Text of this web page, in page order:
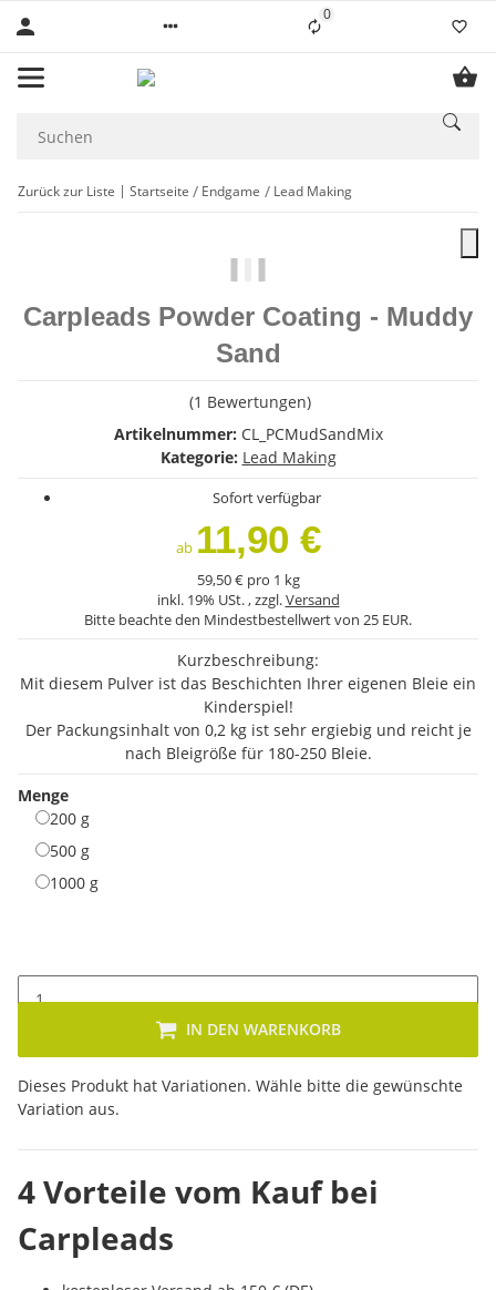
0Liste ist leer
Zurück zur Liste Startseite Endgame Lead Making
Carpleads Powder Coating - Muddy
Sand
(1 Bewertungen)
Artikelnummer: CL_PCMudSandMix
Kategorie: Lead Making
Sofort verfügbar
ab 11,90 €
59,50 € pro 1 kg
inkl. 19% USt. , zzgl.Versand
Bitte beachte den Mindestbestellwert von 25 EUR.
Kurzbeschreibung:
Mit diesem Pulver ist das Beschichten Ihrer eigenen Bleie ein
Kinderspiel!
Der Packungsinhalt von 0,2 kg ist sehr ergiebig und reicht je
nach Bleigröße für 180-250 Bleie.
Menge
200 g200 g
500 g500 g
1000 g1000 g
IN DEN WARENKORB
x
Dieses Produkt hat Variationen. Wähle bitte die gewünschte
Variation aus.
4 Vorteile vom Kauf bei
Carpleads